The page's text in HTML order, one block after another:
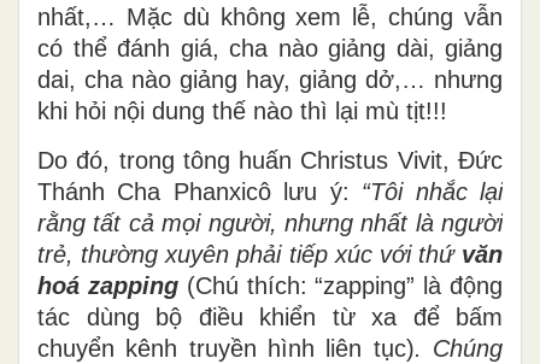
nhất,… Mặc dù không xem lễ, chúng vẫn
có thể đánh giá, cha nào giảng dài, giảng
dai, cha nào giảng hay, giảng dở,… nhưng
khi hỏi nội dung thế nào thì lại mù tịt!!!
Do đó, trong tông huấn Christus Vivit, Đức
Thánh Cha Phanxicô lưu ý: “Tôi nhắc lại
rằng tất cả mọi người, nhưng nhất là người
trẻ, thường xuyên phải tiếp xúc với thứ văn
hoá zapping (Chú thích: “zapping” là động
tác dùng bộ điều khiển từ xa để bấm
chuyển kênh truyền hình liên tục). Chúng